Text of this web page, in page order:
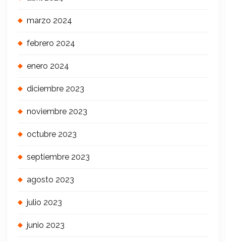
marzo 2024
febrero 2024
enero 2024
diciembre 2023
noviembre 2023
octubre 2023
septiembre 2023
agosto 2023
julio 2023
junio 2023